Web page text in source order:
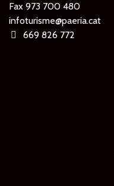
Fax 973 700 480
infoturisme@paeria.cat
669 826 772